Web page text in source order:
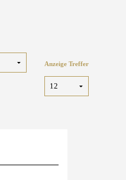
Anzeige Treffer